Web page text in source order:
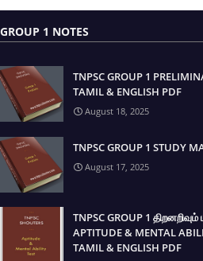
GROUP 1 NOTES
TNPSC GROUP 1
TAMIL & ENGLISH PDF
August 18, 2025
TNPSC GROUP 1 STUDY
August 17, 2025
TNPSC GROUP 1
APTITUDE & MENTAL
TAMIL & ENGLISH PDF